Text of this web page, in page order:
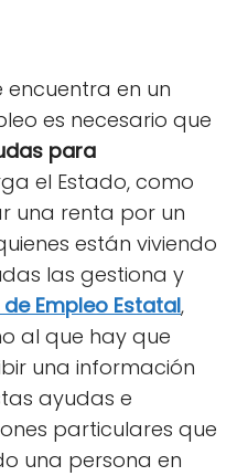
en un
es necesario que
para
el Estado, como
una renta por un
están viviendo
las gestiona y
Empleo Estatal,
al que hay que
una información
ayudas e
particulares que
una persona en